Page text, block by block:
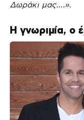
Δωράκι μας….».
Η γνωριμία, ο